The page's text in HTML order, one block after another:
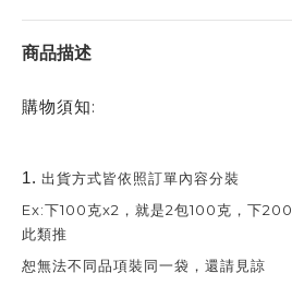
商品描述
購物須知:
1. 出貨方式皆依照訂單內容分裝
Ex:下100克x2，就是2包100克，下
此類推
恕無法不同品項裝同一袋，還請見諒